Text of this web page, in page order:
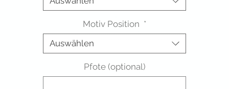
Motiv Position *
Auswählen
Pfote (optional)